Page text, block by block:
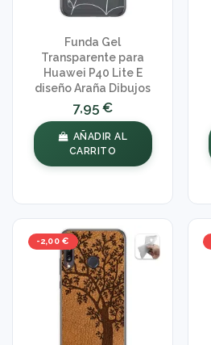
Funda Gel
Transparente para
Huawei P40 Lite E
diseño Araña Dibujos
7,95 €
AÑADIR AL
CARRITO
-2,00 €